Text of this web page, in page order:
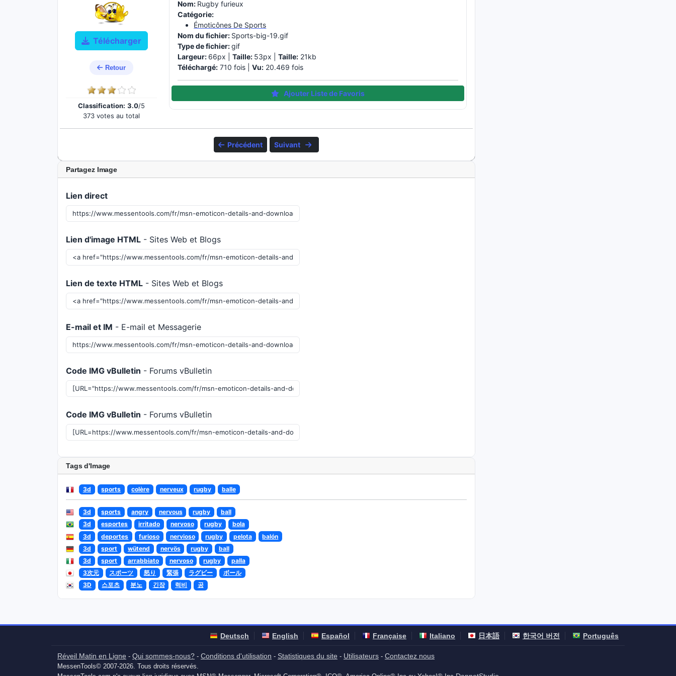
Télécharger
Retour
Classification: 3.0/5
373 votes au total
Nom: Rugby furieux
Catégorie:
Émoticônes De Sports
Nom du fichier: Sports-big-19.gif
Type de fichier:gif
Largeur: 66px |Taille: 53px |Taille: 21kb
Téléchargé: 710 fois |Vu: 20.469 fois
Ajouter Liste de Favoris
Précédent Suivant
Partagez Image
Lien direct
Lien d'image HTML - Sites Web et Blogs
Lien de texte HTML - Sites Web et Blogs
E-mail et IM - E-mail et Messagerie
Code IMG vBulletin - Forums vBulletin
Code IMG vBulletin - Forums vBulletin
Tags d'Image
3d sports colère nerveux rugby balle
3d sports angry nervous rugby
ball
3d
esportes irritado nervoso rugby
bola
3d
deportes furioso nervioso rugby pelota
balón
3d
sport wütend nervös rugby
ball
3d
sport arrabbiato nervoso rugby
palla
3次元
スポーツ 怒り 緊張 ラグビー
ボール
3D
스포츠 분노 긴장 럭비 공
Deutsch English Español Française Italiano 日本語 한국어 버전 Português
Réveil Matin en Ligne - Qui sommes-nous? - Conditions d'utilisation - Statistiques du site - Utilisateurs - Contactez nous
MessenTools© 2007-2026. Tous droits réservés.